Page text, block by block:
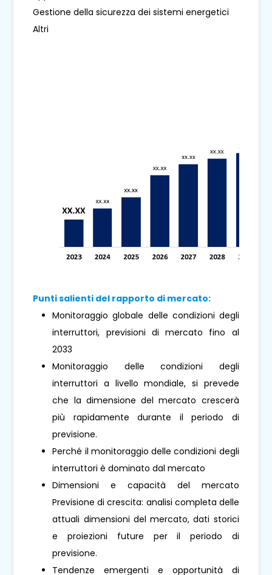
Gestione della sicurezza dei sistemi energetici
Altri
Punti salienti del rapporto di mercato:
Monitoraggio globale delle condizioni degli
interruttori, previsioni di mercato fino al
2033
Monitoraggio delle condizioni degli
interruttori a livello mondiale, si prevede
che la dimensione del mercato crescerà
più rapidamente durante il periodo di
previsione.
Perché il monitoraggio delle condizioni degli
interruttori è dominato dal mercato
Dimensioni e capacità del mercato
Previsione di crescita: analisi completa delle
attuali dimensioni del mercato, dati storici
e proiezioni future per il periodo di
previsione.
Tendenze emergenti e opportunità di